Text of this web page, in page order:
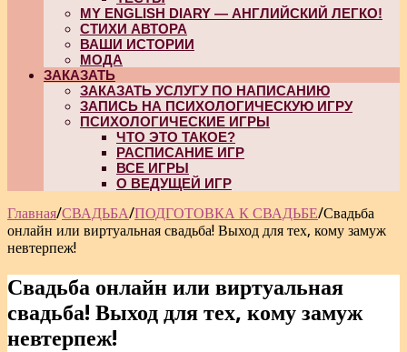
MY ENGLISH DIARY — АНГЛИЙСКИЙ ЛЕГКО!
СТИХИ АВТОРА
ВАШИ ИСТОРИИ
МОДА
ЗАКАЗАТЬ
ЗАКАЗАТЬ УСЛУГУ ПО НАПИСАНИЮ
ЗАПИСЬ НА ПСИХОЛОГИЧЕСКУЮ ИГРУ
ПСИХОЛОГИЧЕСКИЕ ИГРЫ
ЧТО ЭТО ТАКОЕ?
РАСПИСАНИЕ ИГР
ВСЕ ИГРЫ
О ВЕДУЩЕЙ ИГР
Главная/СВАДЬБА/ПОДГОТОВКА К СВАДЬБЕ/Свадьба
онлайн или виртуальная свадьба! Выход для тех, кому замуж
невтерпеж!
Свадьба онлайн или виртуальная
свадьба! Выход для тех, кому замуж
невтерпеж!